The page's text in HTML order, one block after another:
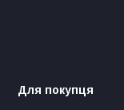
Для покупця